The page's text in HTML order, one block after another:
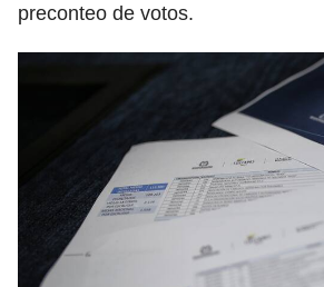
preconteo de votos.